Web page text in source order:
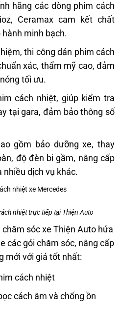
hãng các dòng phim cách
Ceramax cam kết chất
hành minh bạch.
thi công dán phim cách
xác, thẩm mỹ cao, đảm
tối ưu.
cách nhiệt, giúp kiểm tra
tại gara, đảm bảo thông số
gồm bảo dưỡng xe, thay
độ đèn bi gầm, nâng cấp
nhiều dịch vụ khác.
nhiệt trực tiếp tại Thiện Auto
sóc xe Thiện Auto hứa
các gói chăm sóc, nâng cấp
mới với giá tốt nhất:
cách nhiệt
cách âm và chống ồn